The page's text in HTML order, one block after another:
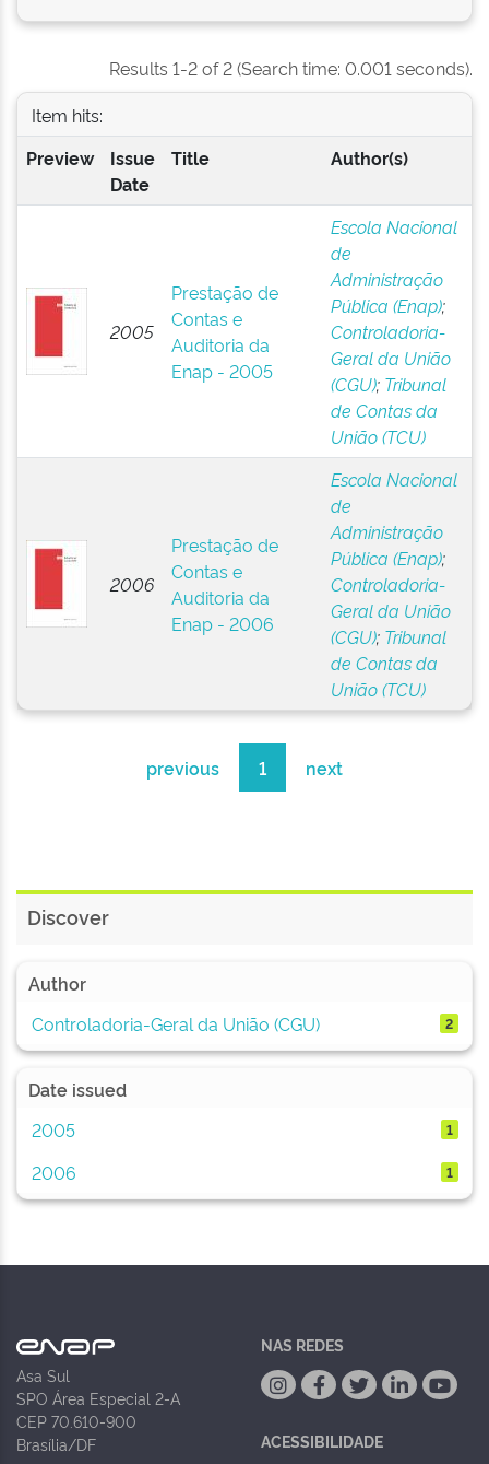
Results 1-2 of 2 (Search time: 0.001 seconds).
Item hits:
Preview
Issue
Date
Title Author(s)
2005
Prestação de
Contas e
Auditoria da
Enap - 2005
Escola Nacional
de
Administração
Pública (Enap);
Controladoria-
Geral da União
(CGU); Tribunal
de Contas da
União (TCU)
2006
Prestação de
Contas e
Auditoria da
Enap - 2006
Escola Nacional
de
Administração
Pública (Enap);
Controladoria-
Geral da União
(CGU); Tribunal
de Contas da
União (TCU)
previous 1 next
Discover
Author
Controladoria-Geral da União (CGU)
2
Date issued
2005
1
2006 1
Asa Sul
SPO Área Especial 2-A
CEP 70.610-900
Brasília/DF
NAS REDES
ACESSIBILIDADE